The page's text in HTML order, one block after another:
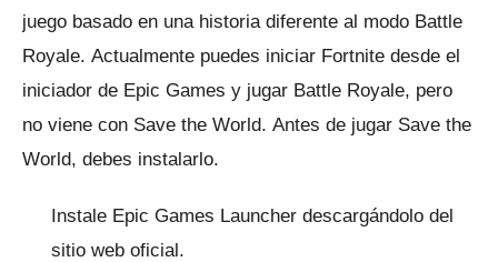
juego basado en una historia diferente al modo Battle
Royale. Actualmente puedes iniciar Fortnite desde el
iniciador de Epic Games y jugar Battle Royale, pero
no viene con Save the World. Antes de jugar Save the
World, debes instalarlo.
Instale Epic Games Launcher descargándolo del
sitio web oficial.